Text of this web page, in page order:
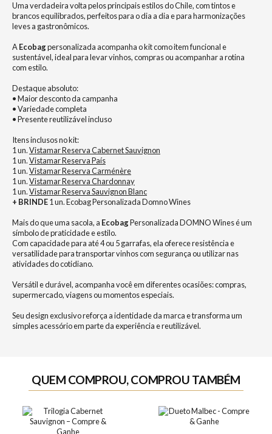
Uma verdadeira volta pelos principais estilos do Chile, com tintos e
brancos equilibrados, perfeitos para o dia a dia e para harmonizações
leves a gastronômicos.
AEcobagpersonalizada acompanha o kit como item funcional e
sustentável, ideal para levar vinhos, compras ou acompanhar a rotina
com estilo.
Destaque absoluto:
• Maior desconto da campanha
• Variedade completa
• Presente reutilizável incluso
Itens inclusos no kit:
1 un.Vistamar Reserva Cabernet Sauvignon
1 un.Vistamar Reserva País
1 un.Vistamar Reserva Carménère
1 un.Vistamar Reserva Chardonnay
1 un.Vistamar Reserva Sauvignon Blanc
+ BRINDE1 un. Ecobag Personalizada Domno Wines
Mais do que uma sacola, a EcobagPersonalizada DOMNO Wines é um
símbolo de praticidade e estilo.
Com capacidade para até 4 ou 5 garrafas, ela oferece resistência e
versatilidade para transportar vinhos com segurança ou utilizar nas
atividades do cotidiano.
Versátil e durável, acompanha você em diferentes ocasiões: compras,
supermercado, viagens ou momentos especiais.
Seu design exclusivo reforça a identidade da marca e transforma um
simples acessório em parte da experiência e reutilizável.
QUEM COMPROU, COMPROU TAMBÉM